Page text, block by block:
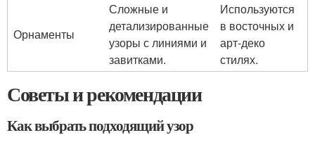
Орнаменты
Сложные и
детализированные
узоры с линиями и
завитками.
Используются
в восточных и
арт-деко
стилях.
Советы и рекомендации
Как выбрать подходящий узор